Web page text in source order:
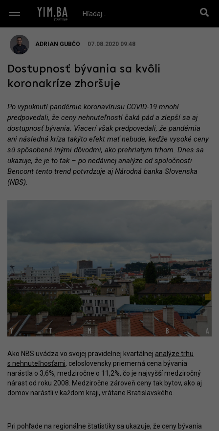
ADRIAN GUBČO 07.08.2020 09:48
Dostupnosť bývania sa kvôli
koronakríze zhoršuje
Po vypuknutí pandémie koronavírusu COVID-19 mnohí
predpovedali, že ceny nehnuteľností čaká pád a zlepší sa aj
dostupnosť bývania. Viacerí však predpovedali, že pandémia
ani následná kríza takýto efekt mať nebude, keďže vysoké ceny
sú spôsobené inými dôvodmi, ako prehriatym trhom. Dnes sa
ukazuje, že je to tak – po nedávnej analýze od spoločnosti
Bencont tento trend potvrdzuje aj Národná banka Slovenska
(NBS).
Ako NBS uvádza vo svojej pravidelnej kvartálnej analýze trhu
s nehnuteľnosťami, celoslovensky priemerná cena bývania
narástla o 3,6%, medziročne o 11,2%, čo je najvyšší medziročný
nárast od roku 2008. Medziročne zároveň ceny tak bytov, ako aj
domov narástli v každom kraji, vrátane Bratislavského.
Pri pohľade na regionálne štatistiky sa ukazuje, že ceny bývania